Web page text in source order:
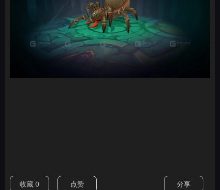
收藏 0 点赞 分享